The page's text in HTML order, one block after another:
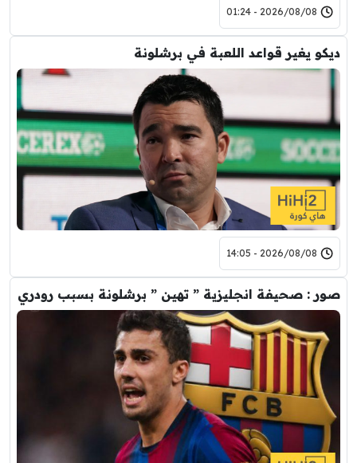
2026/08/08 - 01:24
ديكو يغير قواعد اللعبة في برشلونة
2026/08/08 - 14:05
صور : صحيفة انجليزية ” تهين ” برشلونة بسبب رودري